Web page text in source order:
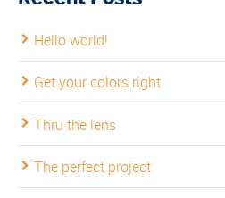
Hello world!
Get your colors right
Thru the lens
The perfect project